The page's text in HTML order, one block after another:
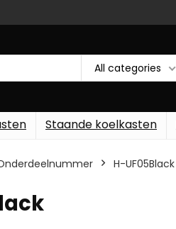
All categories
Staande koelkasten
‎H-UF05Black